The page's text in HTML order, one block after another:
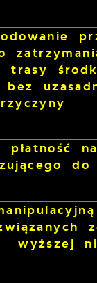
trasy
płatność
wyższej